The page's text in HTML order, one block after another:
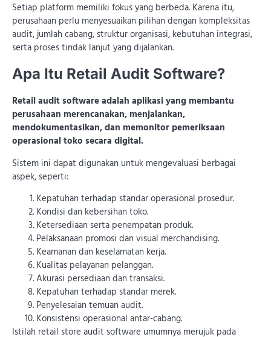
Setiap platform memiliki fokus yang berbeda. Karena itu,
perusahaan perlu menyesuaikan pilihan dengan kompleksitas
audit, jumlah cabang, struktur organisasi, kebutuhan integrasi,
serta proses tindak lanjut yang dijalankan.
Apa Itu Retail Audit Software?
Retail audit software adalah aplikasi yang membantu
perusahaan merencanakan, menjalankan,
mendokumentasikan, dan memonitor pemeriksaan
operasional toko secara digital.
Sistem ini dapat digunakan untuk mengevaluasi berbagai
aspek, seperti:
Kepatuhan terhadap standar operasional prosedur.
Kondisi dan kebersihan toko.
Ketersediaan serta penempatan produk.
Pelaksanaan promosi dan visual merchandising.
Keamanan dan keselamatan kerja.
Kualitas pelayanan pelanggan.
Akurasi persediaan dan transaksi.
Kepatuhan terhadap standar merek.
Penyelesaian temuan audit.
Konsistensi operasional antar-cabang.
Istilah retail store audit software umumnya merujuk pada